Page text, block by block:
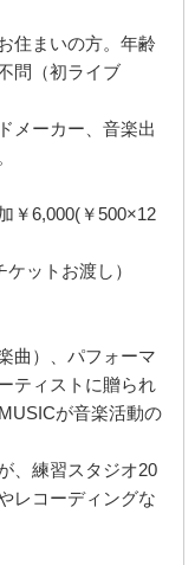
住まいの方。年齢
問（初ライブ
メーカー、音楽出
￥6,000(￥500×12
ットお渡し）
曲）、パフォーマ
ティストに贈られ
が音楽活動の
、練習スタジオ20
レコーディングな